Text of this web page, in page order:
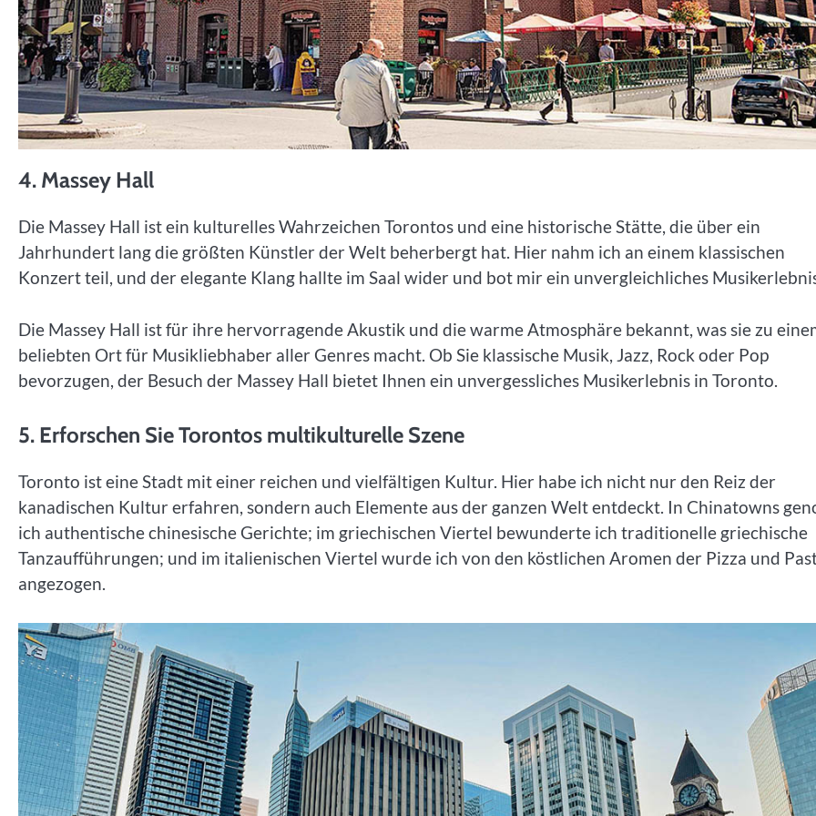
4. Massey Hall
Die Massey Hall ist ein kulturelles Wahrzeichen Torontos und eine historische Stätte, die über ein
Jahrhundert lang die größten Künstler der Welt beherbergt hat. Hier nahm ich an einem klassischen
Konzert teil, und der elegante Klang hallte im Saal wider und bot mir ein unvergleichliches
Die Massey Hall ist für ihre hervorragende Akustik und die warme Atmosphäre bekannt, was sie zu
beliebten Ort für Musikliebhaber aller Genres macht. Ob Sie klassische Musik, Jazz, Rock oder Pop
bevorzugen, der Besuch der Massey Hall bietet Ihnen ein unvergessliches Musikerlebnis in Toronto.
5. Erforschen Sie Torontos multikulturelle Szene
Toronto ist eine Stadt mit einer reichen und vielfältigen Kultur. Hier habe ich nicht nur den Reiz der
kanadischen Kultur erfahren, sondern auch Elemente aus der ganzen Welt entdeckt. In Chinatowns
ich authentische chinesische Gerichte; im griechischen Viertel bewunderte ich traditionelle griechische
Tanzaufführungen; und im italienischen Viertel wurde ich von den köstlichen Aromen der Pizza und
angezogen.